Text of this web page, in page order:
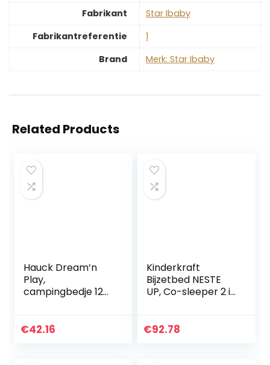
Fabrikant
‎Star Ibaby
Fabrikantreferentie
‎1
Brand
Merk: Star Ibaby
Related Products
Hauck Dream’n
Play,
campingbedje 120
3-delig
€42.16
Kinderkraft
Bijzetbed NESTE
UP, Co-sleeper 2 in
Hoogte
€92.78